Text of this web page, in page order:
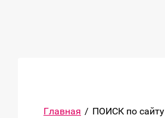
Главная / ПОИСК по сайту